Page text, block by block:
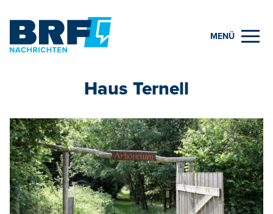
MENÜ
Haus Ternell